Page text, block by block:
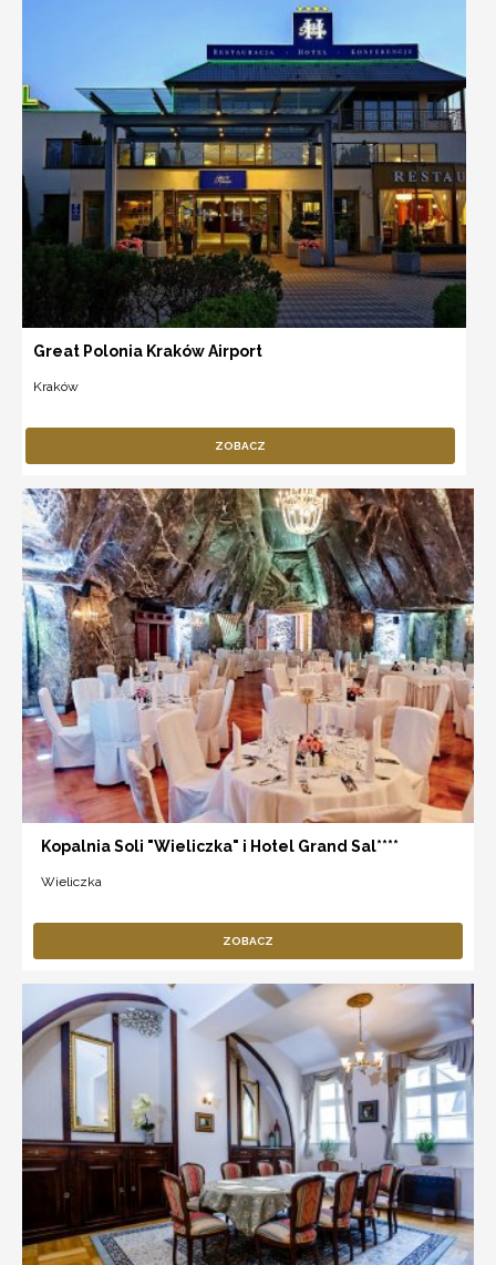
Great Polonia Kraków Airport
Kraków
ZOBACZ
Kopalnia Soli "Wieliczka" i Hotel Grand Sal****
Wieliczka
ZOBACZ